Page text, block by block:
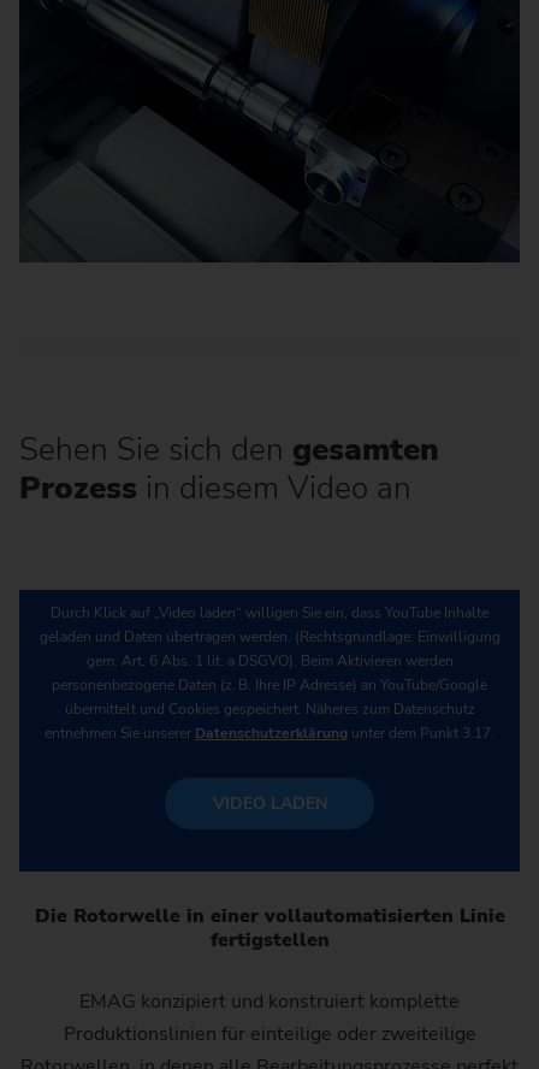
Sehen Sie sich den gesamten
Prozess in diesem Video an
Durch Klick auf „Video laden“ willigen Sie ein, dass YouTube Inhalte
geladen und Daten übertragen werden. (Rechtsgrundlage: Einwilligung
gem. Art. 6 Abs. 1 lit. a DSGVO). Beim Aktivieren werden
personenbezogene Daten (z. B. Ihre IP Adresse) an YouTube/Google
übermittelt und Cookies gespeichert. Näheres zum Datenschutz
entnehmen Sie unserer Datenschutzerklärung unter dem Punkt 3.17.
VIDEO LADEN
Die Rotorwelle in einer vollautomatisierten Linie
fertigstellen
EMAG konzipiert und konstruiert komplette
Produktionslinien für einteilige oder zweiteilige